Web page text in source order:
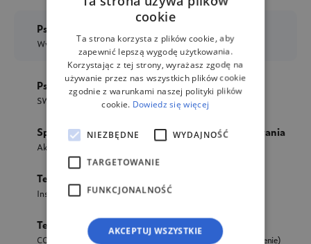
Psychologia
Wyższa Szkoła Bezpieczeństwa(studia magisterskie)
Psychologia
SWPS (studia magisterskie)
Specyfika zachowań ryzykownych wieku dojrzewania
Akademia Psychokliniki
Terapia schematów w pigułce
Instytut CBT (inny kurs lub szkolenie)
Terapia koherencji i rekonsolidacja pamięci
COHERENCE PSYCHOLOGY INSTITUTE (inny kurs lub szkolenie)
cookie
Ta strona korzysta z plików cookie, aby
zapewnić lepszą wygodę użytkowania.
Korzystając z tej strony, wyrażasz zgodę na
używanie przez nas wszystkich plików cookie
zgodnie z warunkami naszej polityki plików
cookie. Dowiedz się więcej
NIEZBĘDNE WYDAJNOŚĆ
TARGETOWANIE
FUNKCJONALNOŚĆ
AKCEPTUJ WSZYSTKIE